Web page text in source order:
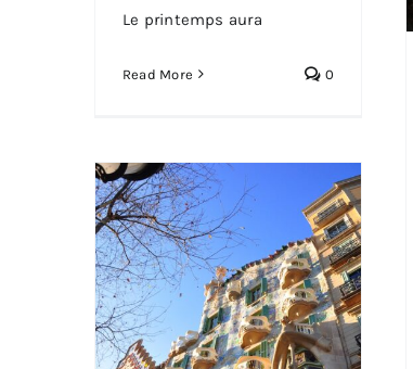
Le printemps aura
Read More 0